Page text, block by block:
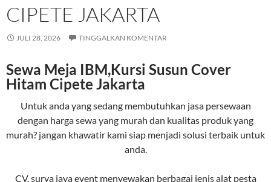
CIPETE JAKARTA
JULI 28, 2026 TINGGALKAN KOMENTAR
Sewa Meja IBM,Kursi Susun Cover
Hitam Cipete Jakarta
Untuk anda yang sedang membutuhkan jasa persewaan
dengan harga sewa yang murah dan kualitas produk yang
murah? jangan khawatir kami siap menjadi solusi terbaik untuk
anda.
CV. surya jaya event menyewakan berbagai jenis alat pesta